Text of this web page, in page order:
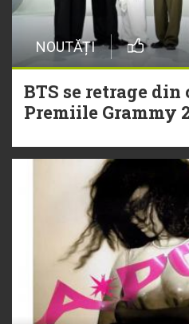
NOUTĂȚI
BTS se retrage
Premiile Grammy